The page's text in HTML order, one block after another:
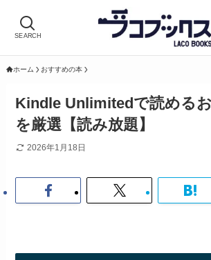
SEARCH
ホーム おすすめの本
Kindle Unlimitedで読める
を厳選【読み放題】
2026年1月18日